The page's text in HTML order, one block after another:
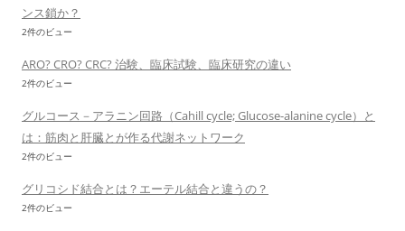
ンス鎖か？
2件のビュー
ARO? CRO? CRC? 治験、臨床試験、臨床研究の違い
2件のビュー
グルコース－アラニン回路（Cahill cycle; Glucose-alanine cycle）と
は：筋肉と肝臓とが作る代謝ネットワーク
2件のビュー
グリコシド結合とは？エーテル結合と違うの？
2件のビュー